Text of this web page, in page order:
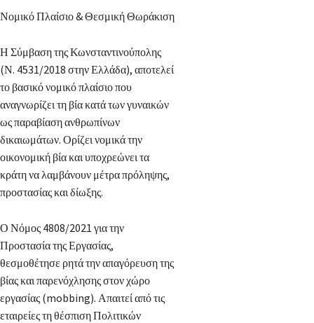
Νομικό Πλαίσιο & Θεσμική Θωράκιση
Η Σύμβαση της Κωνσταντινούπολης
(Ν. 4531/2018 στην Ελλάδα), αποτελεί
το βασικό νομικό πλαίσιο που
αναγνωρίζει τη βία κατά των γυναικών
ως παραβίαση ανθρωπίνων
δικαιωμάτων. Ορίζει νομικά την
οικονομική βία και υποχρεώνει τα
κράτη να λαμβάνουν μέτρα πρόληψης,
προστασίας και δίωξης.
Ο Νόμος 4808/2021 για την
Προστασία της Εργασίας,
θεσμοθέτησε ρητά την απαγόρευση της
βίας και παρενόχλησης στον χώρο
εργασίας (mobbing). Απαιτεί από τις
εταιρείες τη θέσπιση Πολιτικών